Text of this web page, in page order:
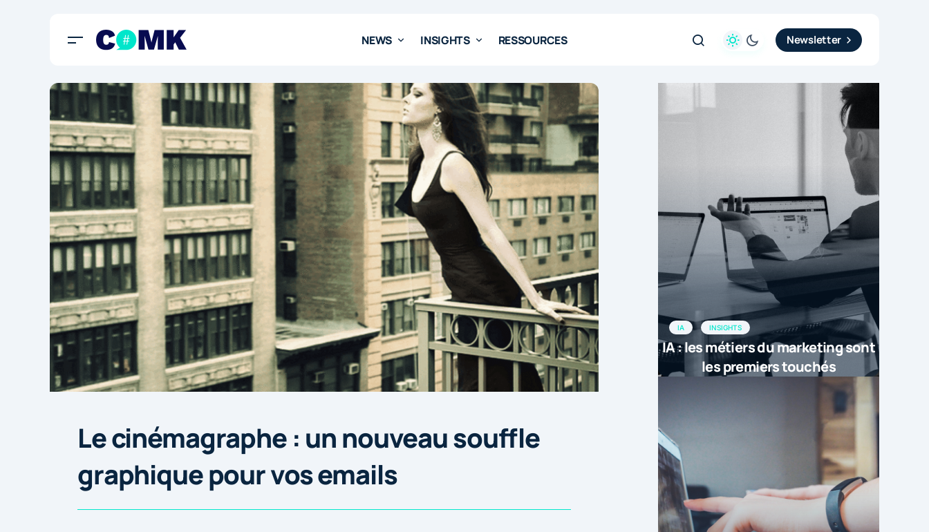
NEWS INSIGHTS RESSOURCES Newsletter
Le cinémagraphe : un nouveau souffle
graphique pour vos emails
IA INSIGHTS
IA : les métiers du marketing sont
les premiers touchés